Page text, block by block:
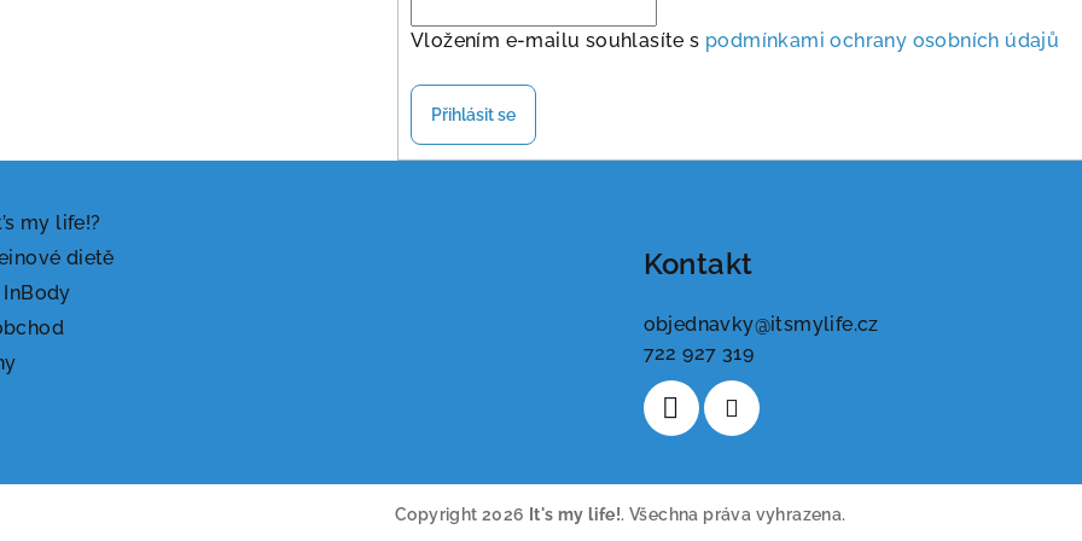
Vložením e-mailu souhlasíte s podmínkami ochrany osobních údajů
Přihlásit se
my life!?
dietě
InBody
Kontakt
objednavky@itsmylife.cz
722 927 319
Copyright 2026 It's my life!. Všechna práva vyhrazena.